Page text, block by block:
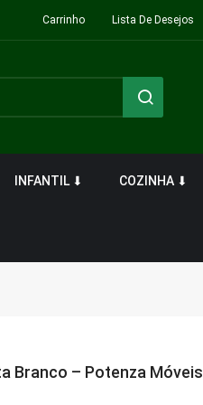
Carrinho Lista De Desejos
INFANTIL ⬇ COZINHA ⬇
Branco – Potenza Móveis